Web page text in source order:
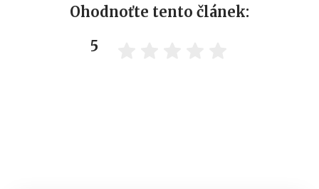
Ohodnoťte tento článek:
5